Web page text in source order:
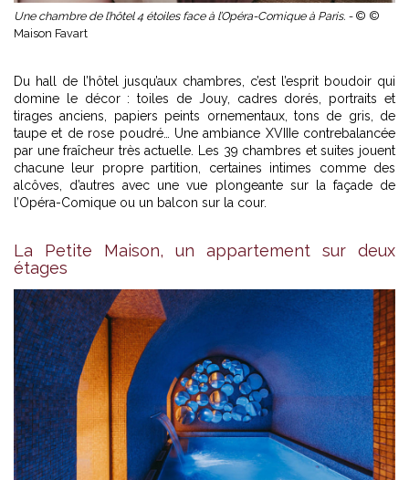
Une chambre de l’hôtel 4 étoiles face à l’Opéra-Comique à Paris. - © ©
Maison Favart
Du hall de l’hôtel jusqu’aux chambres, c’est l’esprit boudoir qui
domine le décor : toiles de Jouy, cadres dorés, portraits et
tirages anciens, papiers peints ornementaux, tons de gris, de
taupe et de rose poudré… Une ambiance XVIIIe contrebalancée
par une fraîcheur très actuelle. Les 39 chambres et suites jouent
chacune leur propre partition, certaines intimes comme des
alcôves, d’autres avec une vue plongeante sur la façade de
l’Opéra-Comique ou un balcon sur la cour.
La Petite Maison, un appartement sur deux
étages